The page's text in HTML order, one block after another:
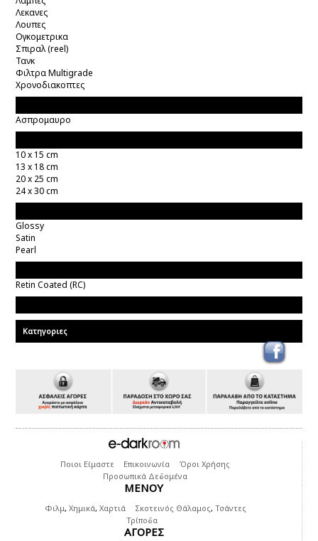
Λεκανες
Λουπες
Ογκομετρικα
Σπιραλ (reel)
Τανκ
Φιλτρα Multigrade
Χρονοδιακοπτες
Ασπρομαυρο
10 x 15 cm
13 x 18 cm
20 x 25 cm
24 x 30 cm
Glossy
Satin
Pearl
Retin Coated (RC)
Κατηγοριες
Ποιοι Είμαστε Επικοινωνία
Όροι Χρήσης
Προσωπικά Δεδομένα
ΜΕΝΟΥ
Φιλμ, Χημικά, Χαρτιά Σκοτεινός Θάλαμος, Τσάντες
Τρίποδα
ΑΓΟΡΕΣ